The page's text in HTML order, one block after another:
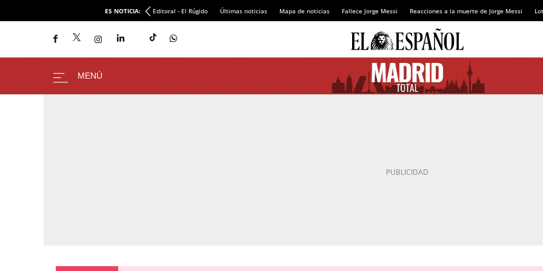
ES NOTICIA: Editoral - El Rúgido Últimas noticias Mapa de noticias Fallece Jorge Messi Reacciones a la muerte de Jorge Messi